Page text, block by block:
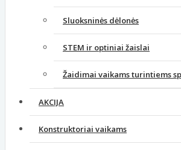
Sluoksninės dėlonės
STEM ir optiniai žaislai
Žaidimai vaikams turintiems
AKCIJA
Konstruktoriai vaikams